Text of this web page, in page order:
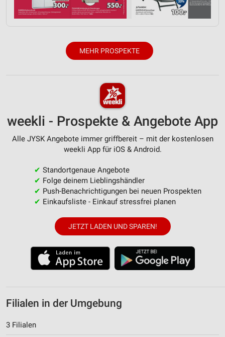
MEHR PROSPEKTE
weekli - Prospekte & Angebote App
Alle JYSK Angebote immer griffbereit – mit der kostenlosen
weekli App für iOS & Android.
✔ Standortgenaue Angebote
✔ Folge deinem Lieblingshändler
✔ Push-Benachrichtigungen bei neuen Prospekten
✔ Einkaufsliste - Einkauf stressfrei planen
JETZT LADEN UND SPAREN!
Filialen in der Umgebung
3 Filialen
Analyse von Zielgruppen durch Statistiken oder
Kombinationen von Daten aus verschiedenen
Entwicklung und Verbesserung der Angebote
Verwendung genauer Standortdaten
Geräte anhand von aktiv angeforderten
Informationen identifizieren
Nicht-IAB-Verarbeitungszwecke:
Notwendig
Performance